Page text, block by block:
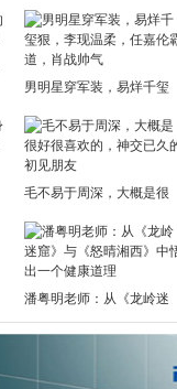
男明星穿军装，易烊千玺
毛不易于周深，大概是很
潘粤明老师：从《龙岭迷